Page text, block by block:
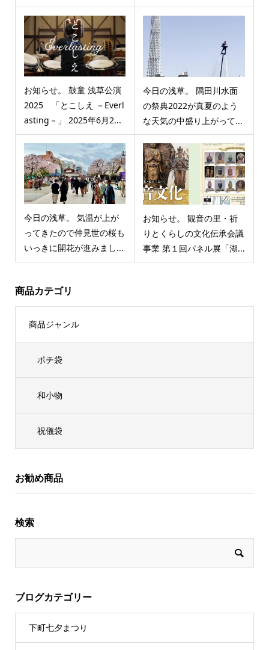
お知らせ。 鼓童 浅草公演
2025 「とこしえ －Everl
asting－」 2025年6月2...
今日の浅草。 隅田川水面
の祭典2022が真夏のよう
な天気の中盛り上がって...
今日の浅草。 気温が上が
ってきたので仲見世の桜も
いっきに開花が進みまし...
お知らせ。 観音の里・祈
りとくらしの文化伝承会議
事業 第１回パネル展「湖...
商品カテゴリ
商品ジャンル
ポチ袋
和小物
祝儀袋
お勧め商品
検索
ブログカテゴリー
下町七夕まつり